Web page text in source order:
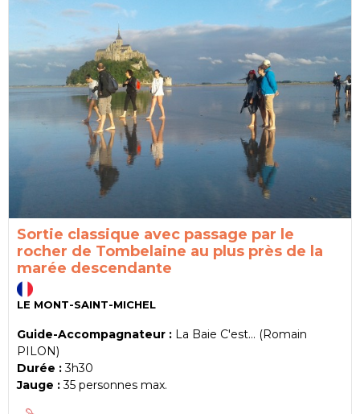
Sortie classique avec passage par le
rocher de Tombelaine au plus près de la
marée descendante
LE MONT-SAINT-MICHEL
Guide-Accompagnateur : La Baie C'est... (Romain
PILON)
Durée : 3h30
Jauge : 35 personnes max.